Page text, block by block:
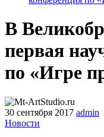
В
первая
по «Игре
30 сентября 2017 admin
Новости